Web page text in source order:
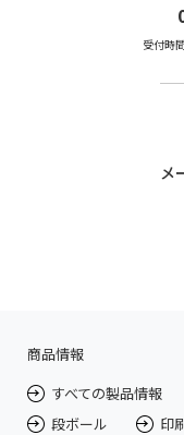
受付時
メ
商品情報
すべての製品情報
段ボール
印